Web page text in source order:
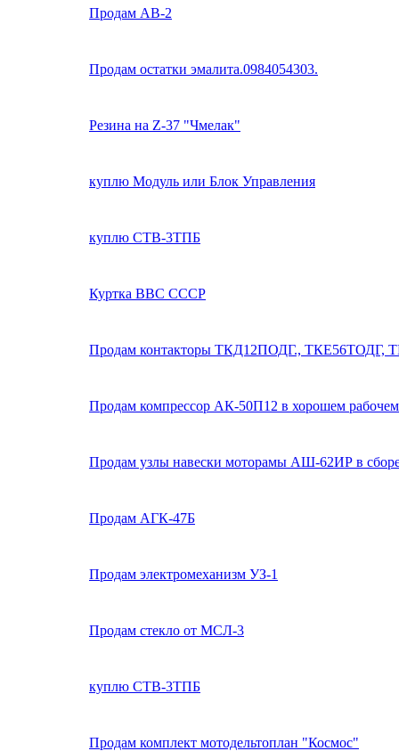
Продам АВ-2
Продам остатки эмалита.0984054303.
Резина на Z-37 "Чмелак"
куплю Модуль или Блок Управления
куплю СТВ-3ТПБ
Куртка ВВС СССР
Продам контакторы ТКД12ПОДГ., ТКЕ56ТОДГ,
Продам компрессор АК-50П12 в хорошем рабочем
Продам узлы навески моторамы АШ-62ИР в сборе
Продам АГК-47Б
Продам электромеханизм УЗ-1
Продам стекло от МСЛ-3
куплю СТВ-3ТПБ
Продам комплект мотодельтоплан "Космос"